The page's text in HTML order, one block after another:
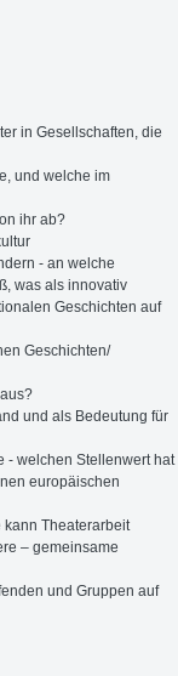
in Gesellschaften, die
und welche im
ihr ab?
- an welche
was als innovativ
Geschichten auf
Geschichten/
und als Bedeutung für
- welchen Stellenwert hat
europäischen
Theaterarbeit
– gemeinsame
und Gruppen auf